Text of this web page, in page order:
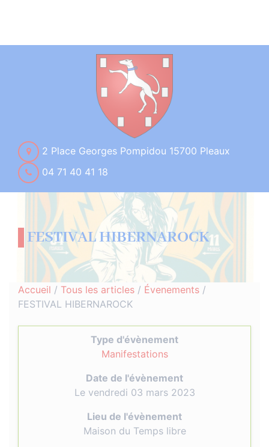
2 Place Georges Pompidou 15700 Pleaux
04 71 40 41 18
FESTIVAL HIBERNAROCK
Accueil / Tous les articles / Évenements /
FESTIVAL HIBERNAROCK
Type d'évènement
Manifestations
Date de l'évènement
Le vendredi 03 mars 2023
Lieu de l'évènement
Maison du Temps libre